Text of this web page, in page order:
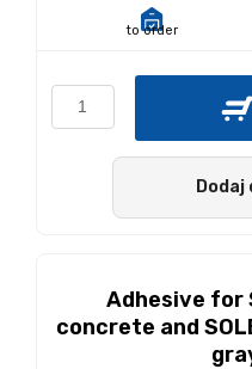
to order
Dodaj
Adhesive for
concrete and